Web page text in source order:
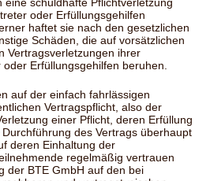
oder Erfüllungsgehilfen
haftet sie nach den gesetzlichen
Schäden, die auf vorsätzlichen
Vertragsverletzungen ihrer
Erfüllungsgehilfen beruhen.
auf der einfach fahrlässigen
Vertragspflicht, also der
einer Pflicht, deren Erfüllung
des Vertrags überhaupt
deren Einhaltung der
regelmäßig vertrauen
der BTE GmbH auf den bei